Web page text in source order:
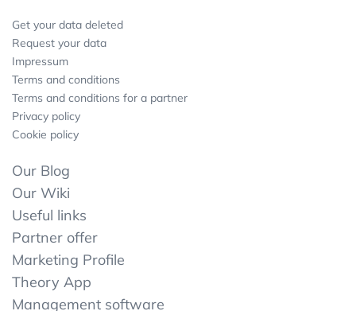
Get your data deleted
Request your data
Impressum
Terms and conditions
Terms and conditions for a partner
Privacy policy
Cookie policy
Our Blog
Our Wiki
Useful links
Partner offer
Marketing Profile
Theory App
Management software